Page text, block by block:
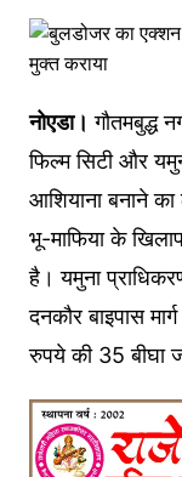
नोएडा। गौतमबुद्ध
फिल्म सिटी और
आशियाना बनाने
भू-माफिया के
है। यमुना
दनकौर बाइपास
रुपये की 35 बीघा